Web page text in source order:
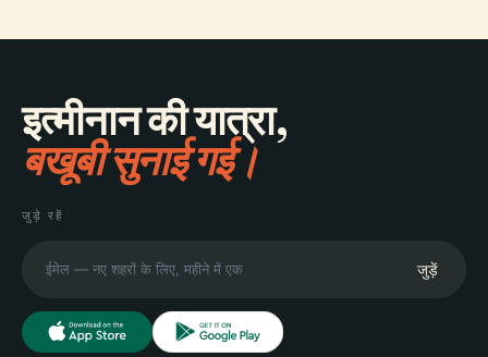
इत्मीनान की यात्रा,
बखूबी सुनाई गई।
जुड़े रहें
जुड़ें